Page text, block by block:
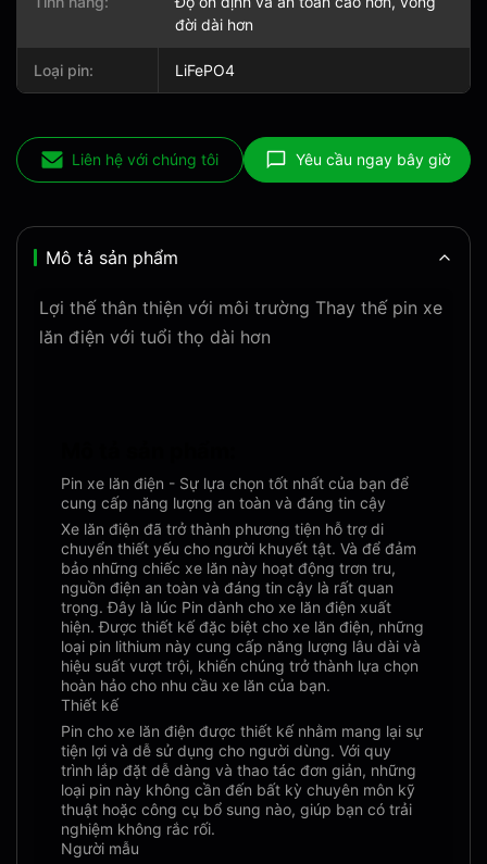
đời dài hơn
Loại pin: LiFePO4
Liên hệ với chúng tôi Yêu cầu ngay bây giờ
Mô tả sản phẩm
Lợi thế thân thiện với môi trường Thay thế pin xe
lăn điện với tuổi thọ dài hơn
Pin xe lăn điện - Sự lựa chọn tốt nhất của bạn để
cung cấp năng lượng an toàn và đáng tin cậy
Xe lăn điện đã trở thành phương tiện hỗ trợ di
chuyển thiết yếu cho người khuyết tật. Và để đảm
bảo những chiếc xe lăn này hoạt động trơn tru,
nguồn điện an toàn và đáng tin cậy là rất quan
trọng. Đây là lúc Pin dành cho xe lăn điện xuất
hiện. Được thiết kế đặc biệt cho xe lăn điện, những
loại pin lithium này cung cấp năng lượng lâu dài và
hiệu suất vượt trội, khiến chúng trở thành lựa chọn
hoàn hảo cho nhu cầu xe lăn của bạn.
Thiết kế
Pin cho xe lăn điện được thiết kế nhằm mang lại sự
tiện lợi và dễ sử dụng cho người dùng. Với quy
trình lắp đặt dễ dàng và thao tác đơn giản, những
loại pin này không cần đến bất kỳ chuyên môn kỹ
thuật hoặc công cụ bổ sung nào, giúp bạn có trải
nghiệm không rắc rối.
Người mẫu